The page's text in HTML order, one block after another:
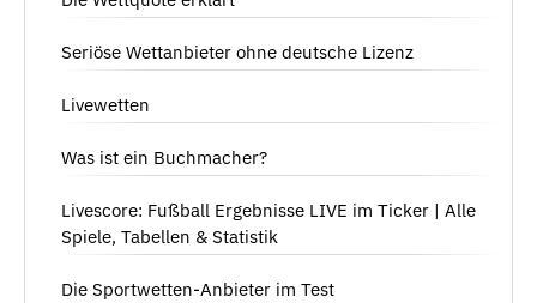
Seriöse Wettanbieter ohne deutsche Lizenz
Livewetten
Was ist ein Buchmacher?
Livescore: Fußball Ergebnisse LIVE im Ticker | Alle
Spiele, Tabellen & Statistik
Die Sportwetten-Anbieter im Test